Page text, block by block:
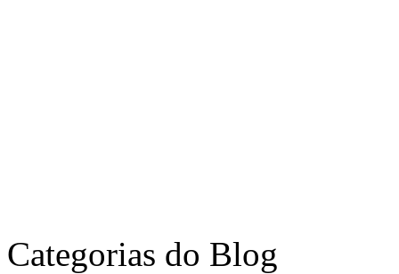
Categorias do Blog